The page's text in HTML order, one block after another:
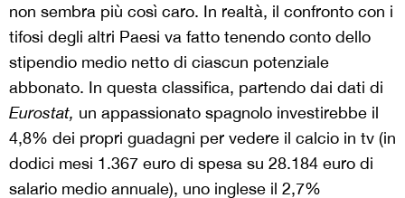
non sembra più così caro. In realtà, il confronto con i
tifosi degli altri Paesi va fatto tenendo conto dello
stipendio medio netto di ciascun potenziale
abbonato. In questa classifica, partendo dai dati di
Eurostat, un appassionato spagnolo investirebbe il
4,8% dei propri guadagni per vedere il calcio in tv (in
dodici mesi 1.367 euro di spesa su 28.184 euro di
salario medio annuale), uno inglese il 2,7%